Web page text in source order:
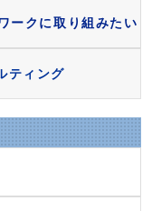
ークに取り組みたい
ティング